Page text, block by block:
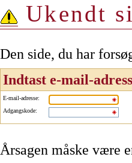
Ukendt
Den side, du har
Indtast e-mail-
E-mail-adresse:
Adgangskode:
Årsagen måske være